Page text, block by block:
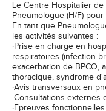
Le Centre Hospitalier
Pneumologue (H/F)
En tant que
les activités suivantes :
·Prise en charge en
respiratoires (infection
exacerbation de BPCO,
thoracique, syndrome
·Avis transversaux en
·Consultations externes
·Epreuves